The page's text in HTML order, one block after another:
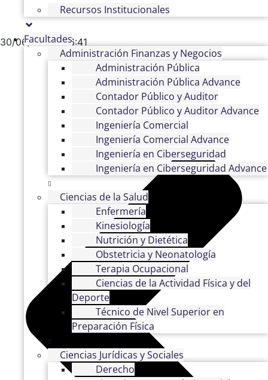
Recursos Institucionales
Facultades
Administración Finanzas y Negocios
Administración Pública
Administración Pública Advance
Contador Público y Auditor
Contador Público y Auditor Advance
Ingeniería Comercial
Ingeniería Comercial Advance
Ingeniería en Ciberseguridad
Ingeniería en Ciberseguridad Advance
Ciencias de la Salud
Enfermería
Kinesiología
Nutrición y Dietética
Obstetricia y Neonatología
Terapia Ocupacional
Ciencias de la Actividad Física y del
Deporte
Técnico de Nivel Superior en
Preparación Física
Ciencias Jurídicas y Sociales
Derecho
30/06/2026 16:41